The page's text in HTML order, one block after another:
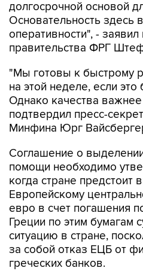
долгосрочной основой
Основательность здесь
оперативности", -
правительства ФРГ
"Мы готовы к быстрому
на этой неделе, если
Однако качества важнее
подтвердил пресс-
Минфина Юрг
Соглашение о
помощи необходимо
когда стране предстоит
Европейскому
евро в счет погашения
Греции по этим бумагам
ситуацию в стране,
за собой отказ ЕЦБ от
греческих банков.